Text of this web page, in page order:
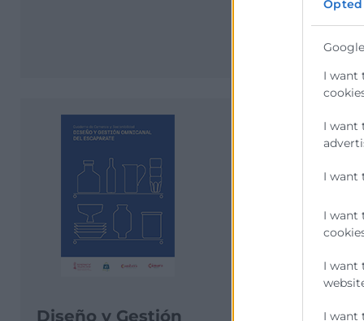
I want
I want
I want
I want
I want
I want
Comercio
Cuaderno
Diseño y Gestión
Presente